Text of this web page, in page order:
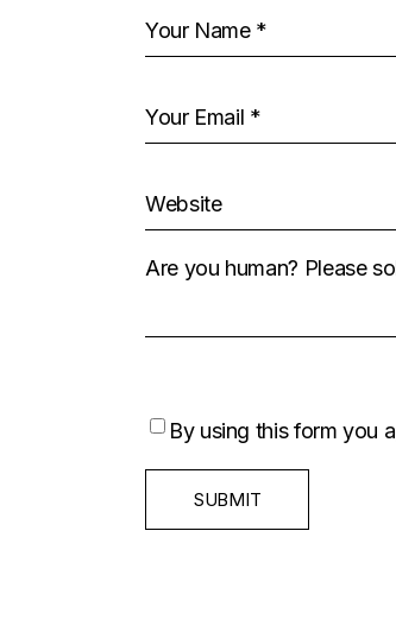
Are you human? Please
By using this form you
SUBMIT